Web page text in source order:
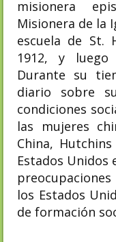
misionera
Misionera de la
escuela de St.
1912, y
Durante su
diario sobre
condiciones
las mujeres
China,
Estados Unidos
los Estados
de formación